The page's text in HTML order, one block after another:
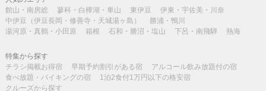
館山・南房総
蓼科・白樺湖・車山 東伊豆
伊東・宇佐美・川奈
中伊豆（伊豆長岡・修善寺・天城湯ヶ島）
勝浦・鴨川
湯河原・真鶴・小田原
箱根 石和・勝沼・塩山 下呂・南飛騨 熱海
特集から探す
チラシ掲載お得宿
早期予約割引がある宿
アルコール飲み放題付の宿
食べ放題・バイキングの宿
1泊2食付1万円以下の格安宿
クルーズから探す